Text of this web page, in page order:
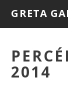
GRETA
2014